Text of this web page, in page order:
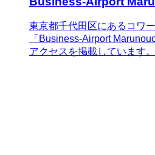
東京都千代田区にあるコワ
「Business-Airport
アクセスを掲載しています